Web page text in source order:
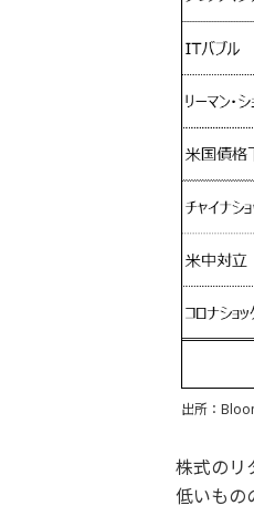
出所：
株式のリ
低いもの